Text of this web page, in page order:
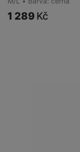
1 289 Kč